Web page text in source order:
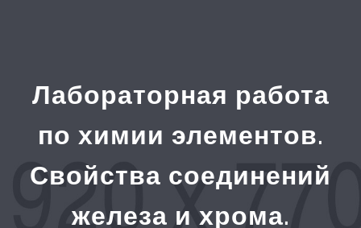
Лабораторная работа
по химии элементов.
Свойства соединений
железа и хрома.